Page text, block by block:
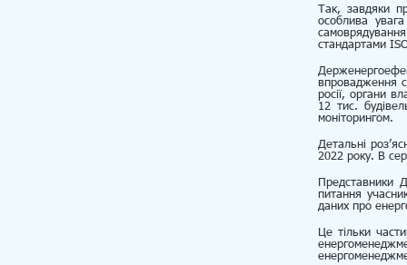
Так, завдяки
особлива
стандартами
впровадження
росії, органи
12 тис.
моніторингом.
Детальні
2022 року. В
Представники
питання
даних про
Це тільки